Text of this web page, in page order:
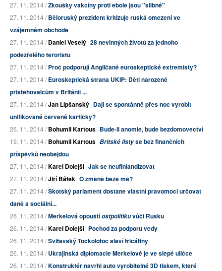
27. 11. 2014 /Zkoušky vakcíny proti ebole jsou "slibné"
27. 11. 2014 /Běloruský prezident kritizuje ruská omezení ve
vzájemném obchodě
27. 11. 2014 /Daniel Veselý 28 nevinných životů za jednoho
podezřelého teroristu
27. 11. 2014 /Proč podporují Angličané euroskeptické extremisty?
27. 11. 2014 /Euroskeptická strana UKIP: Děti narozené
přistěhovalcům v Británii ...
27. 11. 2014 /Jan Lipšanský Dají se spontánně přes noc vyrobit
unifikované červené kartičky?
26. 11. 2014 /Bohumil Kartous Bude-li anomie, bude bezdomovectví
19. 11. 2014 /Bohumil Kartous Britské listyse bez finančních
příspěvků neobejdou
27. 11. 2014 /Karel Dolejší Jak se neufinlandizovat
27. 11. 2014 /Jiří Bátěk O změně beze mě?
27. 11. 2014 /Skotský parlament dostane vlastní pravomoci určovat
daně a sociální...
26. 11. 2014 /Merkelová opouštíostpolitikuvůči Rusku
26. 11. 2014 /Karel Dolejší Pochod za podporu vedy
26. 11. 2014 /Svitavský Točkolotoč slaví třicátiny
26. 11. 2014 /Ukrajinská diplomacie Merkelové je ve slepé uličce
26. 11. 2014 /Konstruktér navrhl auto vyrobitelné 3D tiskem, které